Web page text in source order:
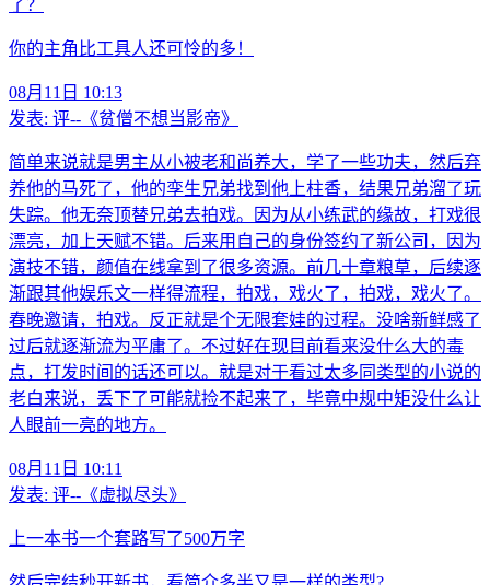
了？
你的主角比工具人还可怜的多！
08月11日 10:13
发表: 评--《贫僧不想当影帝》
简单来说就是男主从小被老和尚养大，学了一些功夫，然后弃
养他的马死了，他的孪生兄弟找到他上柱香，结果兄弟溜了玩
失踪。他无奈顶替兄弟去拍戏。因为从小练武的缘故，打戏很
漂亮，加上天赋不错。后来用自己的身份签约了新公司，因为
演技不错，颜值在线拿到了很多资源。前几十章粮草，后续逐
渐跟其他娱乐文一样得流程，拍戏，戏火了，拍戏，戏火了。
春晚邀请，拍戏。反正就是个无限套娃的过程。没啥新鲜感了
过后就逐渐流为平庸了。不过好在现目前看来没什么大的毒
点，打发时间的话还可以。就是对于看过太多同类型的小说的
老白来说，丢下了可能就捡不起来了，毕竟中规中矩没什么让
人眼前一亮的地方。
08月11日 10:11
发表: 评--《虚拟尽头》
上一本书一个套路写了500万字